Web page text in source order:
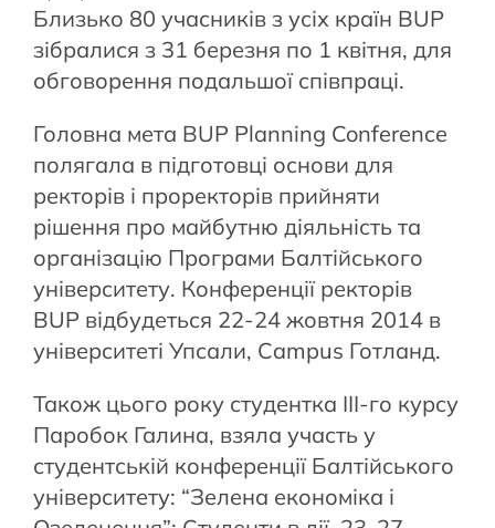
Близько 80 учасників з усіх країн BUP
зібралися з 31 березня по 1 квітня, для
обговорення подальшої співпраці.
Головна мета BUP Planning Conference
полягала в підготовці основи для
ректорів і проректорів прийняти
рішення про майбутню діяльність та
організацію Програми Балтійського
університету. Конференції ректорів
BUP відбудеться 22-24 жовтня 2014 в
університеті Упсали, Campus Готланд.
Також цього року студентка ІІІ-го курсу
Паробок Галина, взяла участь у
студентській конференції Балтійського
університету: “Зелена економіка і